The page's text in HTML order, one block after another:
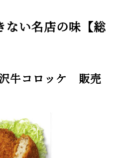
ない名店の味【総
牛コロッケ 販売